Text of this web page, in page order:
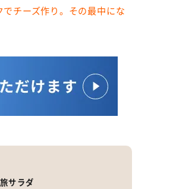
でチーズ作り。その最中にな
サラダ